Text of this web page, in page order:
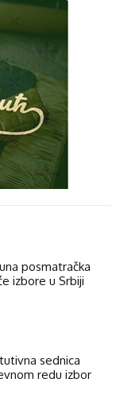
posmatračka
izbore u Srbiji
sednica
redu izbor